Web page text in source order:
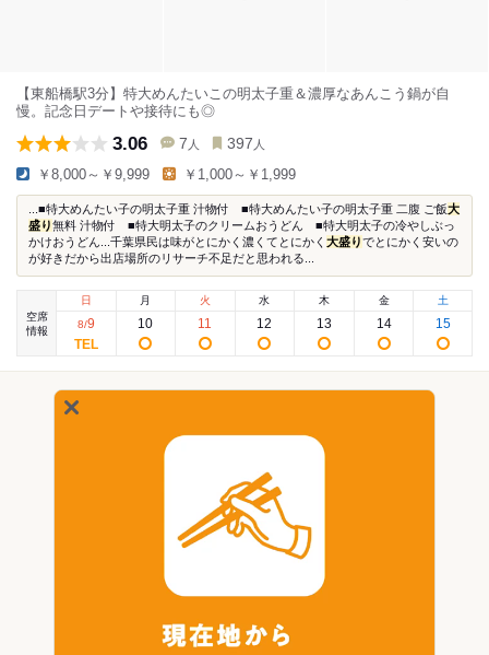
【東船橋駅3分】特大めんたいこの明太子重＆濃厚なあんこう鍋が自
慢。記念日デートや接待にも◎
3.06 7 人 397 人
￥8,000～￥9,999 ￥1,000～￥1,999
...■特大めんたい子の明太子重 汁物付 ■特大めんたい子の明太子重 二腹 ご飯大
盛り無料 汁物付 ■特大明太子のクリームおうどん ■特大明太子の冷やしぶっ
かけおうどん...千葉県民は味がとにかく濃くてとにかく 大盛りでとにかく安いの
が好きだから出店場所のリサーチ不足だと思われる...
空席
情報
日
8/9
月
10
火
11
水
12
木
13
金
14
土
15